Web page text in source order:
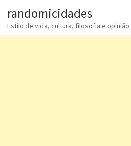
randomicidades
Estilo de vida, cultura, filosofia e opinião.